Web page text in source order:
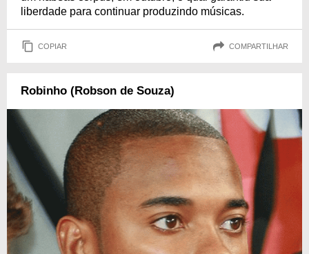
liberdade para continuar produzindo músicas.
COPIAR COMPARTILHAR
Robinho (Robson de Souza)